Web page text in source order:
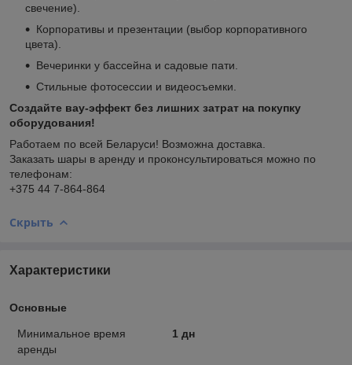
свечение).
Корпоративы и презентации (выбор корпоративного
цвета).
Вечеринки у бассейна и садовые пати.
Стильные фотосессии и видеосъемки.
Создайте вау-эффект без лишних затрат на покупку
оборудования!
Работаем по всей Беларуси! Возможна доставка.
Заказать шары в аренду и проконсультироваться можно по
телефонам:
+375 44 7-864-864
Скрыть
Характеристики
Основные
Минимальное время
аренды
1 дн